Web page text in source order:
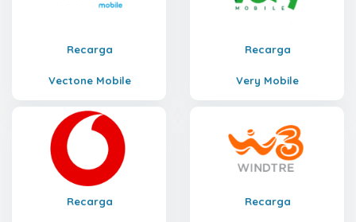
Recarga
Vectone Mobile
Recarga
Very Mobile
Recarga Recarga